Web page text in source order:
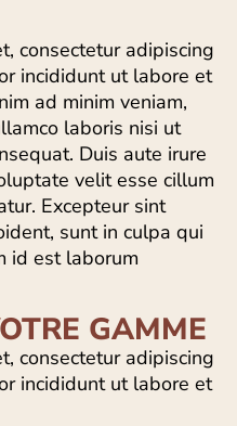
consectetur adipiscing
incididunt ut labore et
ad minim veniam,
laboris nisi ut
Duis aute irure
velit esse cillum
Excepteur sint
sunt in culpa qui
id est laborum
GAMME
consectetur adipiscing
incididunt ut labore et